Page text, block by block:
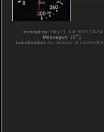
Inscription:Dim 21 Juil 2013 13:24
Messages: 1972
Localisation:Au Dessus Des